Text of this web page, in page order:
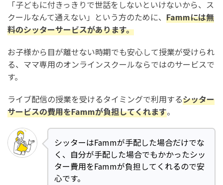
「子どもに付きっきりで世話をしないといけないから、ス
クールなんて通えない」という方のために、 Fammには無
料のシッターサービスがあります。
お子様から目が離せない時期でも安心して授業が受けられ
る、ママ専用のオンラインスクールならではのサービスで
す。
ライブ配信の授業を受けるタイミングで利用するシッター
サービスの費用をFammが負担してくれます。
シッターはFammが手配した場合だけでな
く、自分が手配した場合でもかかったシッ
ター費用をFammが負担してくれるので安
心です。